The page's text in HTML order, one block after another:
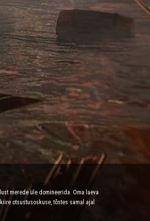
merede üle domineerida. Oma laeva
otsustusoskuse, tõstes samal ajal